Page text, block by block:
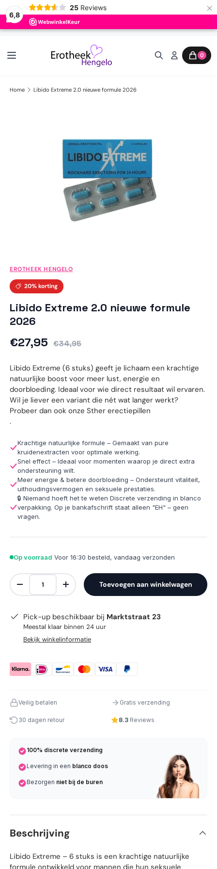
6,8
25 Reviews ×
Ga naar inhoud
0
Home Libido Extreme 2.0 nieuwe formule 2026
EROTHEEK HENGELO
20% korting
Libido Extreme 2.0 nieuwe formule
2026
Verkoopprijs
€27,95 Reguliere prijs
€34,95
Libido Extreme (6 stuks) geeft je lichaam een krachtige
natuurlijke boost voor meer lust, energie en
doorbloeding. Ideaal voor wie direct resultaat wil ervaren.
Wil je liever een variant die nét wat langer werkt?
Probeer dan ook onze Sther erectiepillen
.
Krachtige natuurlijke formule – Gemaakt van pure
kruidenextracten voor optimale werking.
Snel effect – Ideaal voor momenten waarop je direct extra
ondersteuning wilt.
Meer energie & betere doorbloeding – Ondersteunt vitaliteit,
uithoudingsvermogen en seksuele prestaties.
🔒 Niemand hoeft het te weten Discrete verzending in blanco
verpakking. Op je bankafschrift staat alleen "EH" – geen
vragen.
Op voorraad Voor 16:30 besteld, vandaag verzonden
Aantal
Verlaag de hoeveelheidVerhoog de hoeveelheid
Toevoegen aan winkelwagen
Pick-up beschikbaar bij Marktstraat 23
Meestal klaar binnen 24 uur
Bekijk winkelinformatie
Veilig betalen Gratis verzending
30 dagen retour 8.3 Reviews
100% discrete verzending
Levering in een blanco doos
Bezorgen niet bij de buren
Beschrijving
Libido Extreme – 6 stuks is een krachtige natuurlijke